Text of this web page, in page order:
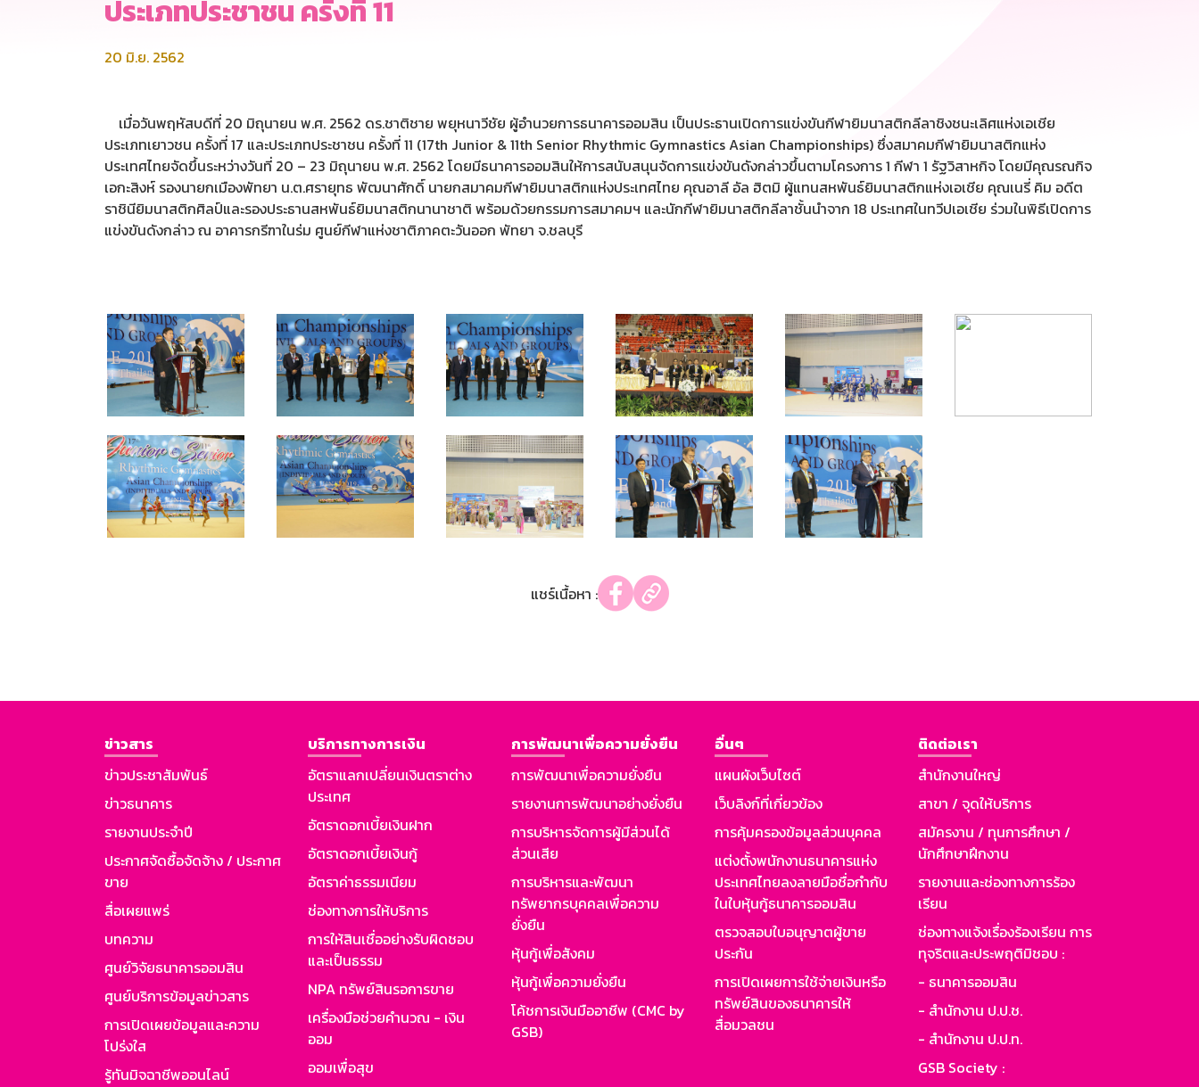
ประเภทประชาชน ครั้งที่ 11
20 มิ.ย. 2562
เมื่อวันพฤหัสบดีที่ 20 มิถุนายน พ.ศ. 2562 ดร.ชาติชาย พยุหนาวีชัย ผู้อำนวยการธนาคารออมสิน เป็นประธานเปิดการแข่งขันกีฬายิมนาสติกลีลาชิงชนะเลิศแห่งเอเชีย
ประเภทเยาวชน ครั้งที่ 17 และประเภทประชาชน ครั้งที่ 11 (17th Junior & 11th Senior Rhythmic Gymnastics Asian Championships) ซึ่งสมาคมกีฬายิมนาสติกแห่ง
ประเทศไทยจัดขึ้นระหว่างวันที่ 20 – 23 มิถุนายน พ.ศ. 2562 โดยมีธนาคารออมสินให้การสนับสนุนจัดการแข่งขันดังกล่าวขึ้นตามโครงการ 1 กีฬา 1 รัฐวิสาหกิจ โดยมีคุณรณกิจ
เอกะสิงห์ รองนายกเมืองพัทยา น.ต.ศรายุทธ พัฒนาศักดิ์ นายกสมาคมกีฬายิมนาสติกแห่งประเทศไทย คุณอาลี อัล ฮิตมิ ผู้แทนสหพันธ์ยิมนาสติกแห่งเอเชีย คุณเนรี่ คิม อดีต
ราชินียิมนาสติกศิลป์และรองประธานสหพันธ์ยิมนาสติกนานาชาติ พร้อมด้วยกรรมการสมาคมฯ และนักกีฬายิมนาสติกลีลาชั้นนำจาก 18 ประเทศในทวีปเอเชีย ร่วมในพิธีเปิดการ
แข่งขันดังกล่าว ณ อาคารกรีฑาในร่ม ศูนย์กีฬาแห่งชาติภาคตะวันออก พัทยา จ.ชลบุรี
แชร์เนื้อหา :
ข่าวสาร
ข่าวประชาสัมพันธ์
ข่าวธนาคาร
รายงานประจำปี
ประกาศจัดซื้อจัดจ้าง / ประกาศ
ขาย
สื่อเผยแพร่
บทความ
ศูนย์วิจัยธนาคารออมสิน
ศูนย์บริการข้อมูลข่าวสาร
การเปิดเผยข้อมูลและความ
โปร่งใส
รู้ทันมิจฉาชีพออนไลน์
บริการทางการเงิน
อัตราแลกเปลี่ยนเงินตราต่าง
ประเทศ
อัตราดอกเบี้ยเงินฝาก
อัตราดอกเบี้ยเงินกู้
อัตราค่าธรรมเนียม
ช่องทางการให้บริการ
การให้สินเชื่ออย่างรับผิดชอบ
และเป็นธรรม
NPA ทรัพย์สินรอการขาย
เครื่องมือช่วยคำนวณ - เงิน
ออม
ออมเพื่อสุข
การพัฒนาเพื่อความยั่งยืน
การพัฒนาเพื่อความยั่งยืน
รายงานการพัฒนาอย่างยั่งยืน
การบริหารจัดการผู้มีส่วนได้
ส่วนเสีย
การบริหารและพัฒนา
ทรัพยากรบุคคลเพื่อความ
ยั่งยืน
หุ้นกู้เพื่อสังคม
หุ้นกู้เพื่อความยั่งยืน
โค้ชการเงินมืออาชีพ (CMC by
GSB)
อื่นๆ
แผนผังเว็บไซต์
เว็บลิงก์ที่เกี่ยวข้อง
การคุ้มครองข้อมูลส่วนบุคคล
แต่งตั้งพนักงานธนาคารแห่ง
ประเทศไทยลงลายมือชื่อกำกับ
ในใบหุ้นกู้ธนาคารออมสิน
ตรวจสอบใบอนุญาตผู้ขาย
ประกัน
การเปิดเผยการใช้จ่ายเงินหรือ
ทรัพย์สินของธนาคารให้
สื่อมวลชน
ติดต่อเรา
สำนักงานใหญ่
สาขา / จุดให้บริการ
สมัครงาน / ทุนการศึกษา /
นักศึกษาฝึกงาน
รายงานและช่องทางการร้อง
เรียน
ช่องทางแจ้งเรื่องร้องเรียน การ
ทุจริตและประพฤติมิชอบ :
- ธนาคารออมสิน
- สำนักงาน ป.ป.ช.
- สำนักงาน ป.ป.ท.
GSB Society :